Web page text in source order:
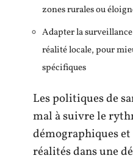
zones rurales ou
Adapter la
réalité locale, pour
spécifiques
Les politiques de
mal à suivre le
démographiques
réalités dans une